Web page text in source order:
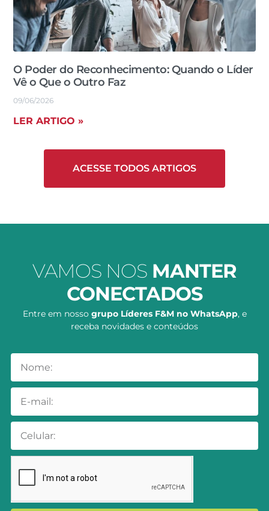
O Poder do Reconhecimento: Quando o Líder
Vê o Que o Outro Faz
09/06/2026
LER ARTIGO »
ACESSE TODOS ARTIGOS
VAMOS NOS MANTER
CONECTADOS
Entre em nosso grupo Líderes F&M no WhatsApp, e
receba novidades e conteúdos